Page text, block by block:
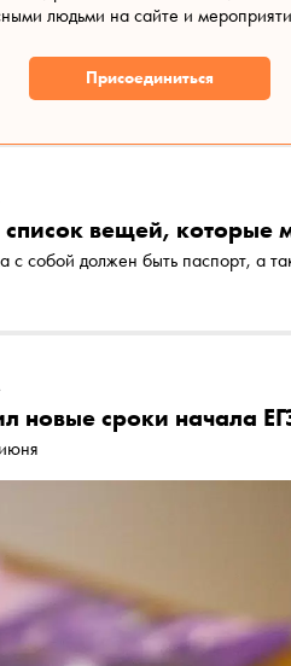
людьми на сайте и
Присоединиться
вещей, которые
собой должен быть паспорт, а
новые сроки начала